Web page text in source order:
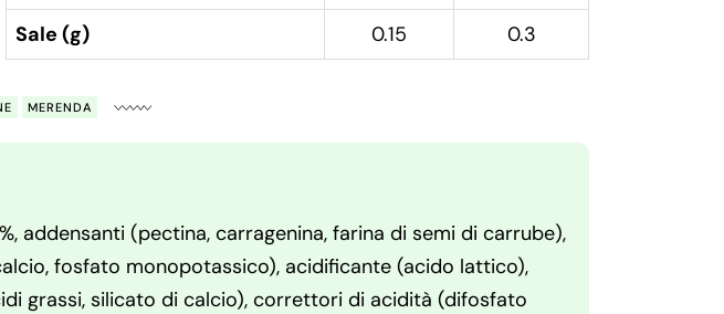
Sale (g)
0.15 0.3
MERENDA
addensanti (pectina, carragenina, farina di semi di carrube),
fosfato monopotassico), acidificante (acido lattico),
grassi, silicato di calcio), correttori di acidità (difosfato